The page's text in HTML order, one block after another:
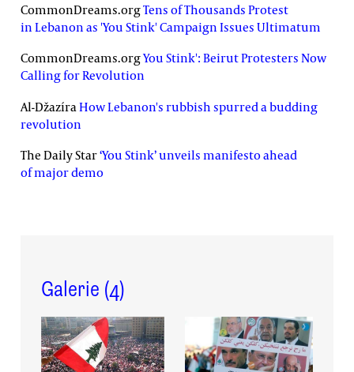
CommonDreams.orgTens of Thousands Protest
in Lebanon as 'You Stink' Campaign Issues Ultimatum
CommonDreams.orgYou Stink': Beirut Protesters Now
Calling for Revolution
Al-Džazíra How Lebanon's rubbish spurred a budding
revolution
The Daily Star‘You Stink’ unveils manifesto ahead
of major demo
Galerie (4)